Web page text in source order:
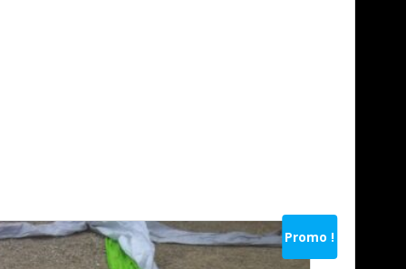
Promo !